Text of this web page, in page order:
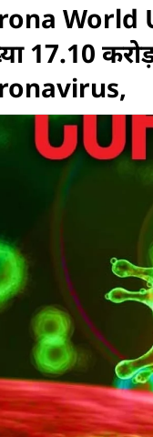
World
17.10